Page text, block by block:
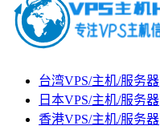
台湾VPS/主机/服务器
日本VPS/主机/服务器
香港VPS/主机/服务器